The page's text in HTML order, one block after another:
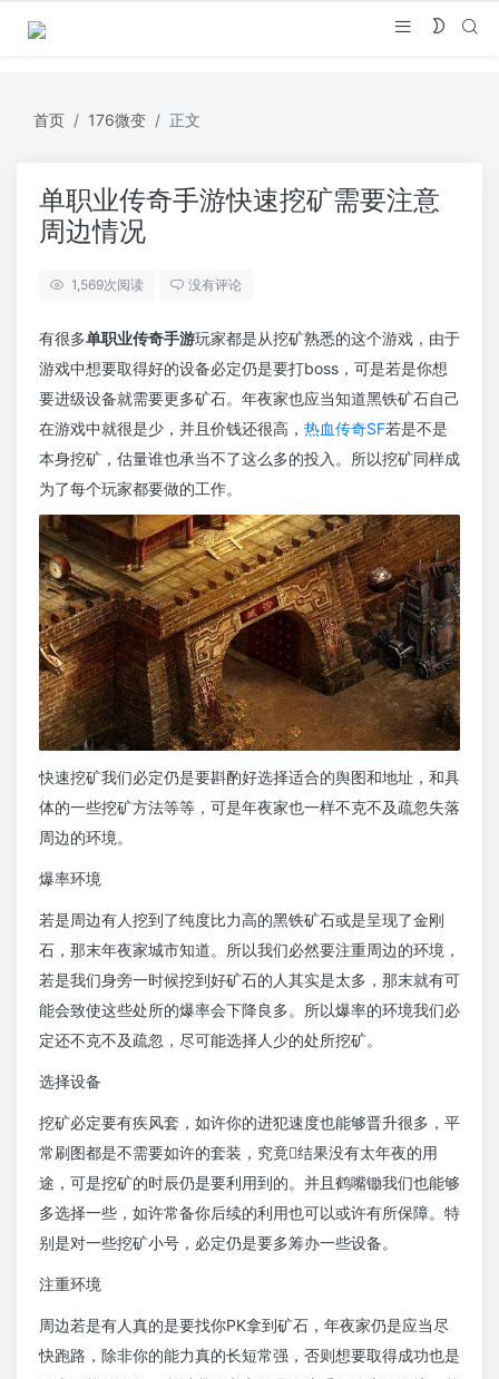
首页 176微变 正文
单职业传奇手游快速挖矿需要注意
周边情况
1,569次阅读 没有评论
有很多单职业传奇手游玩家都是从挖矿熟悉的这个游戏，由于
游戏中想要取得好的设备必定仍是要打boss，可是若是你想
要进级设备就需要更多矿石。年夜家也应当知道黑铁矿石自己
在游戏中就很是少，并且价钱还很高， 热血传奇SF若是不是
本身挖矿，估量谁也承当不了这么多的投入。所以挖矿同样成
为了每个玩家都要做的工作。
快速挖矿我们必定仍是要斟酌好选择适合的舆图和地址，和具
体的一些挖矿方法等等，可是年夜家也一样不克不及疏忽失落
周边的环境。
爆率环境
若是周边有人挖到了纯度比力高的黑铁矿石或是呈现了金刚
石，那末年夜家城市知道。所以我们必然要注重周边的环境，
若是我们身旁一时候挖到好矿石的人其实是太多，那末就有可
能会致使这些处所的爆率会下降良多。所以爆率的环境我们必
定还不克不及疏忽，尽可能选择人少的处所挖矿。
选择设备
挖矿必定要有疾风套，如许你的进犯速度也能够晋升很多，平
常刷图都是不需要如许的套装，究竟结果没有太年夜的用
途，可是挖矿的时辰仍是要利用到的。并且鹤嘴锄我们也能够
多选择一些，如许常备你后续的利用也可以或许有所保障。特
别是对一些挖矿小号，必定仍是要多筹办一些设备。
注重环境
周边若是有人真的是要找你PK拿到矿石，年夜家仍是应当尽
快跑路，除非你的能力真的长短常强，否则想要取得成功也是